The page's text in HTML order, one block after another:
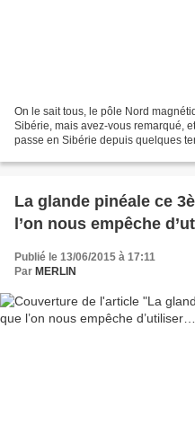
On le sait tous, le pôle Nord
Sibérie, mais avez-vous remarqué,
passe en Sibérie depuis quelques
La glande pinéale ce
l’on nous empêche
Publié le 13/06/2015 à 17:11
Par MERLIN